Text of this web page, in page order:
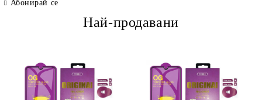
Абонирай се
Най-продавани